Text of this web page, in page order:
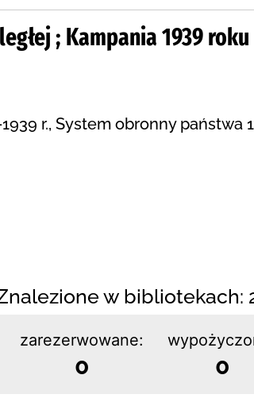
; Kampania 1939 roku
r., System obronny państwa
w bibliotekach:
zarezerwowane:
0 0